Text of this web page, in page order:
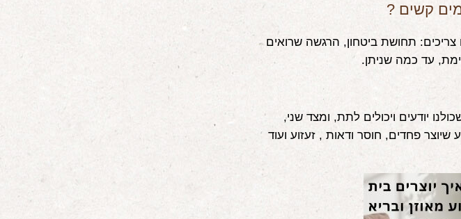
קשים ?
תחושת ביטחון, הרגשה שרואים
עד כמה שניתן.
יודעים ויכולים לתת, ומצד שני,
פחדים, חוסר ודאות , זעזוע ועוד